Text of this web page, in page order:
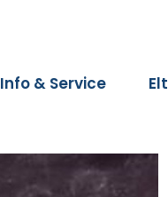
Info & Service